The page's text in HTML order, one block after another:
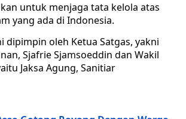
untuk menjaga tata kelola atas
yang ada di Indonesia.
dipimpin oleh Ketua Satgas, yakni
Sjafrie Sjamsoeddin dan Wakil
Jaksa Agung, Sanitiar